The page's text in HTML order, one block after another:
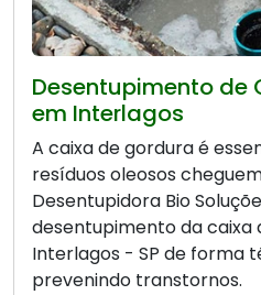
Desentupimento de
em Interlagos
A caixa de gordura é
resíduos oleosos
Desentupidora Bio
desentupimento da caixa
Interlagos - SP de forma
prevenindo transtornos.